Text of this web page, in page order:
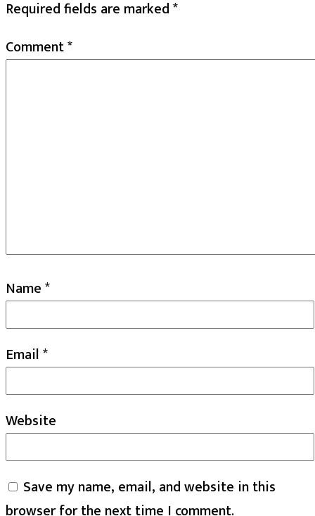
Required fields are marked*
Comment*
Name*
Email*
Website
Save my name, email, and website in this
browser for the next time I comment.